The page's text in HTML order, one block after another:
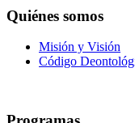
Quiénes somos
Misión y Visión
Código